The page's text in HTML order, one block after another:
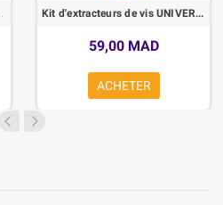
Kit d'extracteurs de vis UNIVERSAL 5Pc Guide des forets Easy Out Vis cassées
59,00 MAD
ACHETER